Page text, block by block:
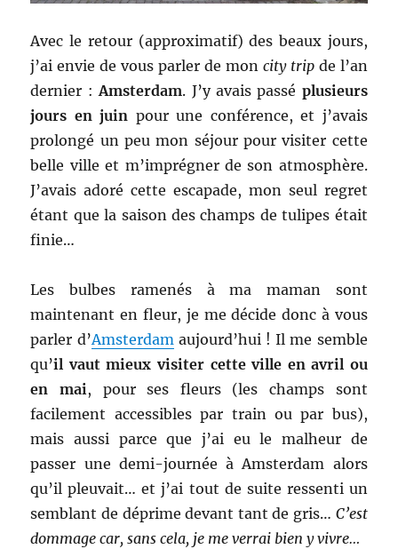
Avec le retour (approximatif) des beaux jours,
j’ai envie de vous parler de mon city tripde l’an
dernier :Amsterdam. J’y avais passé plusieurs
jours en juin pour une conférence, et j’avais
prolongé un peu mon séjour pour visiter cette
belle ville et m’imprégner de son atmosphère.
J’avais adoré cette escapade, mon seul regret
étant que la saison des champs de tulipes était
finie…
Les bulbes ramenés à ma maman sont
maintenant en fleur, je me décide donc à vous
parler d’Amsterdamaujourd’hui ! Il me semble
qu’il vaut mieux visiter cette ville en avril ou
en mai, pour ses fleurs (les champs sont
facilement accessibles par train ou par bus),
mais aussi parce que j’ai eu le malheur de
passer une demi-journée à Amsterdam alors
qu’il pleuvait… et j’ai tout de suite ressenti un
semblant de déprime devant tant de gris… C’est
dommage car, sans cela, je me verrai bien y vivre…